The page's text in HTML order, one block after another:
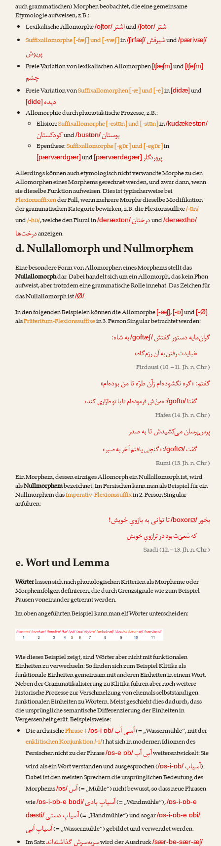
auch grammatischen) Morphen beobachtet, die eine gemeinsame
Etymologie aufweisen, z.B.:
Lexikalische Allomorphe/oʃtor/اشترund/ʃotor/شتر
Suffixallomorphe [-fæʃ] und [-væʃ]in/ʃirfæʃ/شیرفشund/pærivæʃ/
پریوش
Freie Variation von lexikalischen Allomorphen[ʧæʃm]und [ʧeʃm]
چشم
Freie Variation vonSuffixallomorphen [-æ] und [-e]in[didæ]und
[dide] دیده
Allomorphie durch phonotaktische Prozesse, z.B.:
Elision:Suffixallomorphe [-estɒn] und [-stɒn]in/kudækestɒn/
کودکستانund/bustɒn/بوستان
Epenthese:Suffixallomorphe [-gɒr] und [-egɒr]in
[pærværdgær]und [pærværdegær]پروردگار
Allerdings können auch etymologisch nicht verwandte Morphe zu den
Allomorphen eines Morphems gerechnet werden, und zwar dann, wenn
sie dieselbe Funktion aufweisen. Dies ist typischerweise bei
Flexionsaffixender Fall, wenn mehrere Morphe dieselbe Modifikation
der grammatischen Kategorie bewirken, z.B. die Flexionssuffixe/-ɒn/
und/-hɒ/, welche den Plural in/deræxtɒn/درختانund/deræxthɒ/
درخت‌هاanzeigen.
d. Nullallomorph und Nullmorphem
Eine besondere Form von Allomorphen eines Morphems stellt das
Nullallomorphdar. Dabei handelt sich um ein Allomorph, das kein Phon
aufweist, aber trotzdem eine grammatische Rolle innehat. Das Zeichen für
das Nullallomorph ist/Ø/.
In den folgenden Beispielen können die Allomorphe[-æʃ],[-ɒ]und [-Ø]
alsPräteritum-Flexionssuffixein 3. Person Singular betrachtet werden:
گران‌مایه دستور گفتش /goftæʃ/ به شاه:
«نبایدت رفتن به آن رزم‌گاه»
Firdausi(10. – 11. Jh. n. Chr.)
گفتم: «گره نگشوده‌ام زآن طرّه تا من بوده‌ام»
گفتا /goftɒ/
: «منَ‌ش فرموده‌ام تا با تو طرّاری کند»
Hafes(14. Jh. n. Chr.)
پرس‌پرسان می‌کشیدش تا به صدر
گفت /goftØ/
: «گنجی یافتم آخر به صبر»
Rumi(13. Jh. n. Chr.)
Ein Morphem, dessen einziges Allomorph ein Nullallomorph ist, wird
alsNullmorphembezeichnet. Im Persischen kann man als Beispiel für ein
Nullmorphem dasImperativ-Flexionssuffixin 2. Person Singular
anführen:
بخور /boxorØ/ تا توانی به بازویِ خویش!
که سَعیَ‌ت بود در ترازویِ خویش
Saadi(12. – 13. Jh. n. Chr.)
e. Wort und Lemma
Wörterlassen sich nach phonologischen Kriterien als Morpheme oder
Morphemfolgen definieren, die durch Grenzsignale wie zum Beispiel
Pausen voneinander getrennt werden.
Im oben angeführten Beispiel kann man elf Wörter unterscheiden:
Wie dieses Beispiel zeigt, sind Wörter aber nicht mit funktionalen
Einheiten zu verwechseln: So finden sich zum Beispiel Klitika als
funktionale Einheiten gemeinsam mit anderen Einheiten in einem Wort.
Neben der Grammatikalisierung zu Klitika führen aber noch weitere
historische Prozesse zur Verschmelzung von ehemals selbstständigen
funktionalen Einheiten zu Wörtern. Meist geschieht dies dadurch, dass
die ursprüngliche semantische Differenzierung der Einheiten in
Vergessenheit gerät. Beispielsweise:
Die archaischePhrase ↓ /ɒs-i ɒb/آسی آب(= „Wassermühle“, mit der
enklitischen Konjunktion /-i/) hat sich in modernen Idiomen des
Persischen nicht zu der Phrase/ɒs-e ɒb/آسِ آبweiterentwickelt: Sie
wird als ein Wort verstanden und ausgesprochen (/ɒs-i-ɒb/آسیاب).
Dabei ist den meisten Sprechern die ursprünglichen Bedeutung des
Morphems/ɒs/آس(= „Mühle“) nicht bewusst, so dass neue Phrasen
wie/ɒs-i-ɒb-e bɒdi/آسیابِ بادی(= „Windmühle“),/ɒs-i-ɒb-e
dæsti/آسیابِ دستی(= „Handmühle“) und sogar/ɒs-i-ɒb-e ɒbi/
آسیابِ آبی(= „Wassermühle“) gebildet und verwendet werden.
/sær-be-sær-æʃ/